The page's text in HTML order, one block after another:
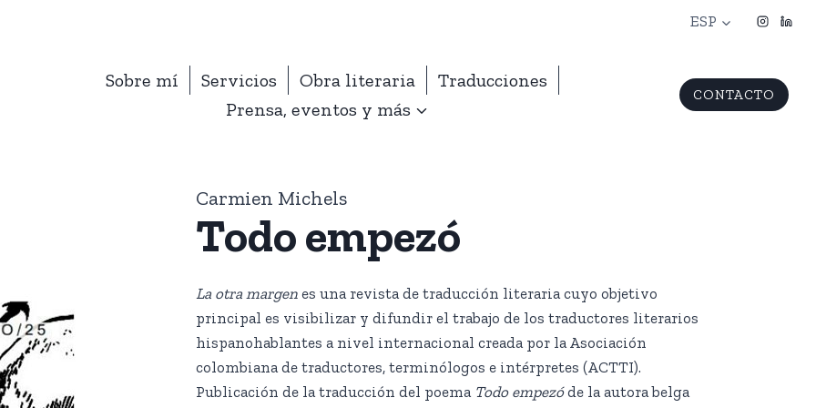
ESP
Sobre mí Servicios Obra literaria
Traducciones
Prensa, eventos y más
CONTACTO
Carmien Michels
Todo empezó
La otra margen es una revista de traducción literaria cuyo objetivo
principal es visibilizar y difundir el trabajo de los traductores literarios
hispanohablantes a nivel internacional creada por la Asociación
colombiana de traductores, terminólogos e intérpretes (ACTTI).
Publicación de la traducción del poema Todo empezóde la autora belga